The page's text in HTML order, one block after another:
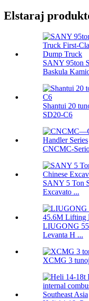
Elstaraj
SANY 95ton
Baskula
Shantui 20
SD20-C6
CNCMC-
SANY 5 Ton
Excavato ...
LIUGONG
Levanta H ...
XCMG 3